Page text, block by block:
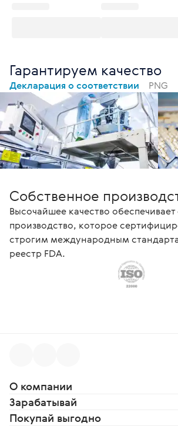
Гарантируем качество
Декларация о соответствии PNG
Собственное
Высочайшее качество
производство, которое
строгим международным
реестр FDA.
О компании
Зарабатывай
Покупай выгодно